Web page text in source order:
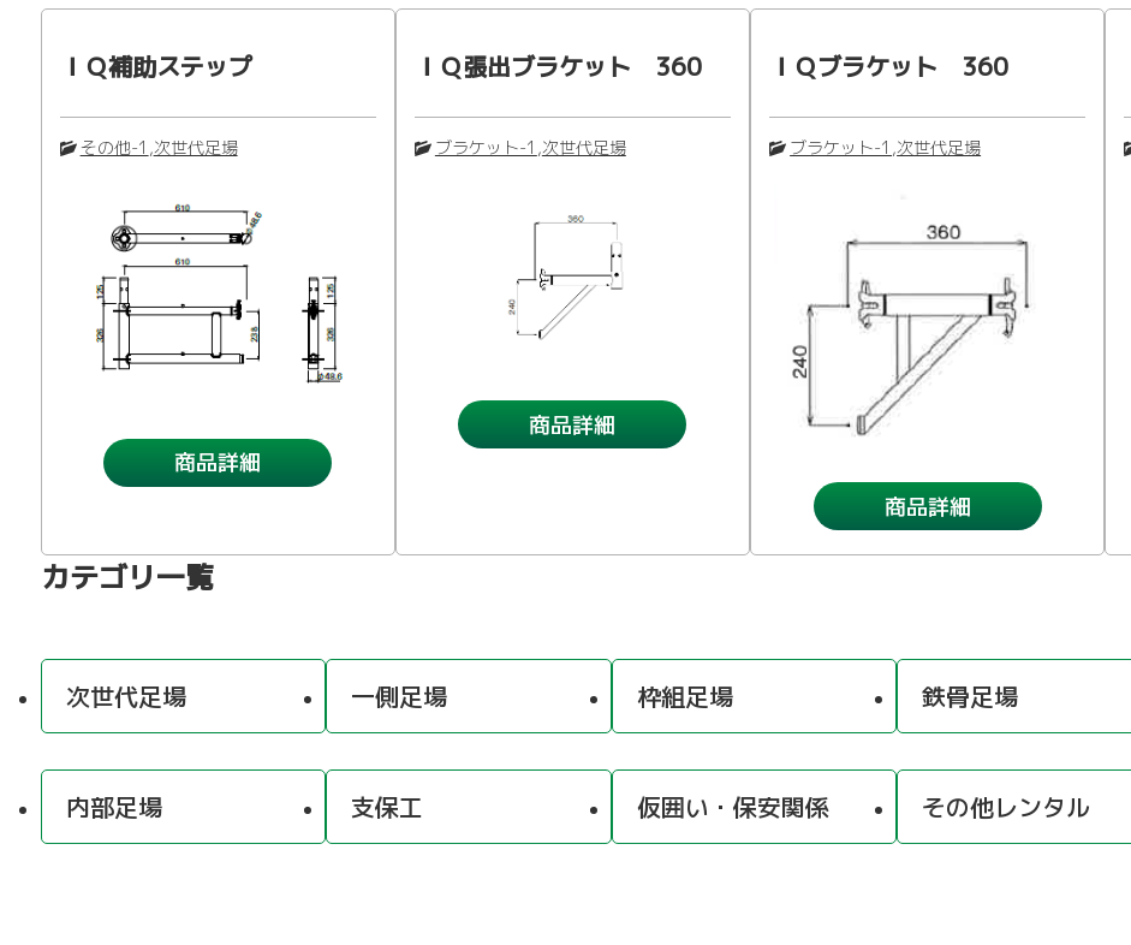
ＩＱ補助ステップ
次世代足場
,
その他-1
商品詳細
ＩＱ張出ブラケット 360
次世代足場
,
ブラケット-1
商品詳細
ＩＱブラケット 360
次世代足場
,
ブラケット-1
商品詳細
カテゴリ一覧
次世代足場 一側足場 枠組足場 鉄骨足場
内部足場 支保工 仮囲い・保安関係 その他レンタル